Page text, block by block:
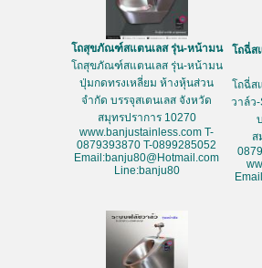
โถสุขภัณฑ์สแตนเลส รุ่น-หน้ามน
โถสุขภัณฑ์สแตนเลส รุ่น-หน้ามน
ปุ่มกดทรงเหลี่ยม ห้างหุ้นส่วน
จำกัด บรรจุสเตนเลส จังหวัด
สมุทรปราการ 10270
www.banjustainless.com T-
0879393870 T-0899285052
Email:banju80@Hotmail.com
Line:banju80
โถฉี่ส
โถฉี่ส
วาล์ว
ส